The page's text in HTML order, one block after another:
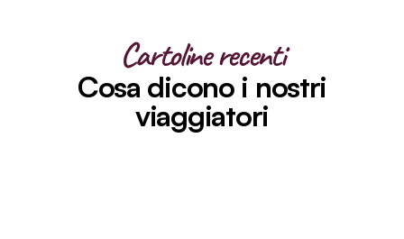
Cartoline recenti
Cosa dicono i nostri
viaggiatori